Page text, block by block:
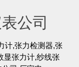
公司
计,张力检测器,张
显张力计,纱线张